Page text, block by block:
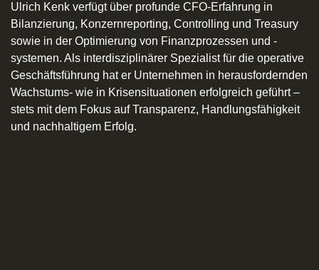
Ulrich Kenk verfügt über profunde CFO-Erfahrung in
Bilanzierung, Konzernreporting, Controlling und Treasury
sowie in der Optimierung von Finanzprozessen und -
systemen. Als interdisziplinärer Spezialist für die operative
Geschäftsführung hat er Unternehmen in herausfordernden
Wachstums- wie in Krisensituationen erfolgreich geführt –
stets mit dem Fokus auf Transparenz, Handlungsfähigkeit
und nachhaltigem Erfolg.